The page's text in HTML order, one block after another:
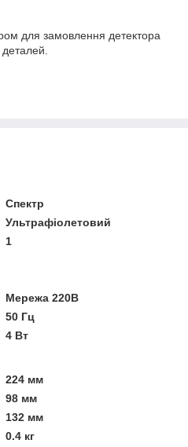
для замовлення детектора
Спектр
Ультрафіолетовий
1
Мережа 220В
50 Гц
4 Вт
224 мм
98 мм
132 мм
0.4 кг